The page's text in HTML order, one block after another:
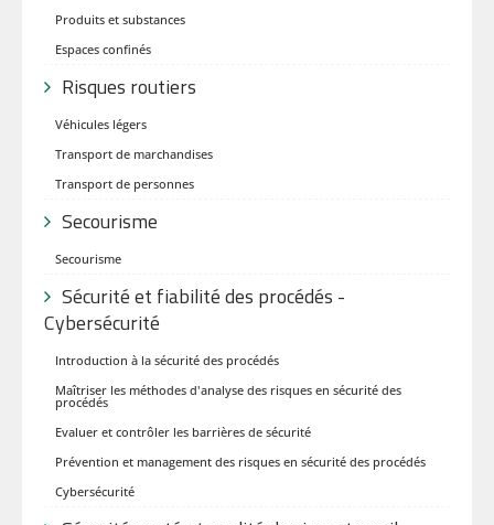
Produits et substances
Espaces confinés
Risques routiers
Véhicules légers
Transport de marchandises
Transport de personnes
Secourisme
Secourisme
Sécurité et fiabilité des procédés -
Cybersécurité
Introduction à la sécurité des procédés
Maîtriser les méthodes d'analyse des risques en sécurité des
procédés
Evaluer et contrôler les barrières de sécurité
Prévention et management des risques en sécurité des procédés
Cybersécurité